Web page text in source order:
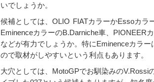
いでしょうか。
候補としては、OLIO FIATカラーかEssoカラ
EminenceカラーのB.Darniche車、PIONEER
などが有力でしょうか。特にEminenceカラ
ので取材がしやすいという利点もあります。
大穴としては、MotoGPでお馴染みのV.Rossi